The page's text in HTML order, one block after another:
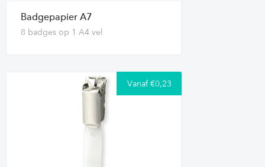
Badgepapier A7
8 badges op 1 A4 vel
Vanaf €0,23